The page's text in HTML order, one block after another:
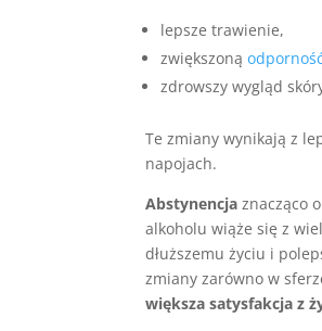
lepsze trawienie,
zwiększoną
zdrowszy wygląd
Te zmiany wynikają z
napojach.
Abstynencja znacząco
alkoholu wiąże się z
dłuższemu życiu i
zmiany zarówno w
większa satysfakcja z